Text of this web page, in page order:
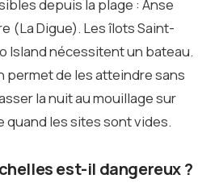
depuis la plage : Anse
(La Digue). Les îlots Saint-
Island nécessitent un bateau.
permet de les atteindre sans
la nuit au mouillage sur
quand les sites sont vides.
est-il dangereux ?